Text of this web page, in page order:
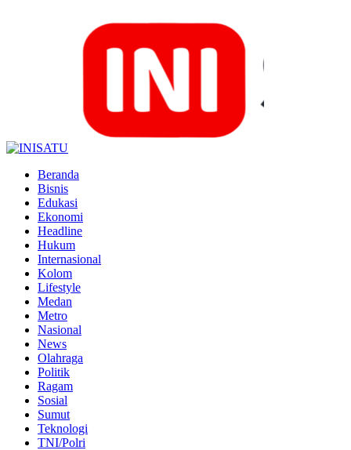
Beranda
Bisnis
Edukasi
Ekonomi
Headline
Hukum
Internasional
Kolom
Lifestyle
Medan
Metro
Nasional
News
Olahraga
Politik
Ragam
Sosial
Sumut
Teknologi
TNI/Polri